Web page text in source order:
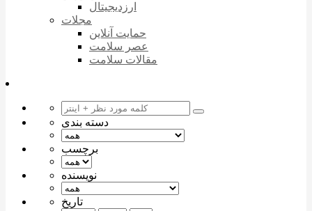
ارزدیجیتال
مجلات
حمایت آنلاین
عصر سلامت
مقالات سلامت
دسته بندی
برچسب
نویسنده
تاریخ